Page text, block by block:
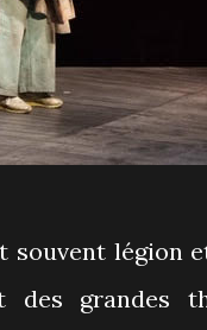
souvent légion
des grandes